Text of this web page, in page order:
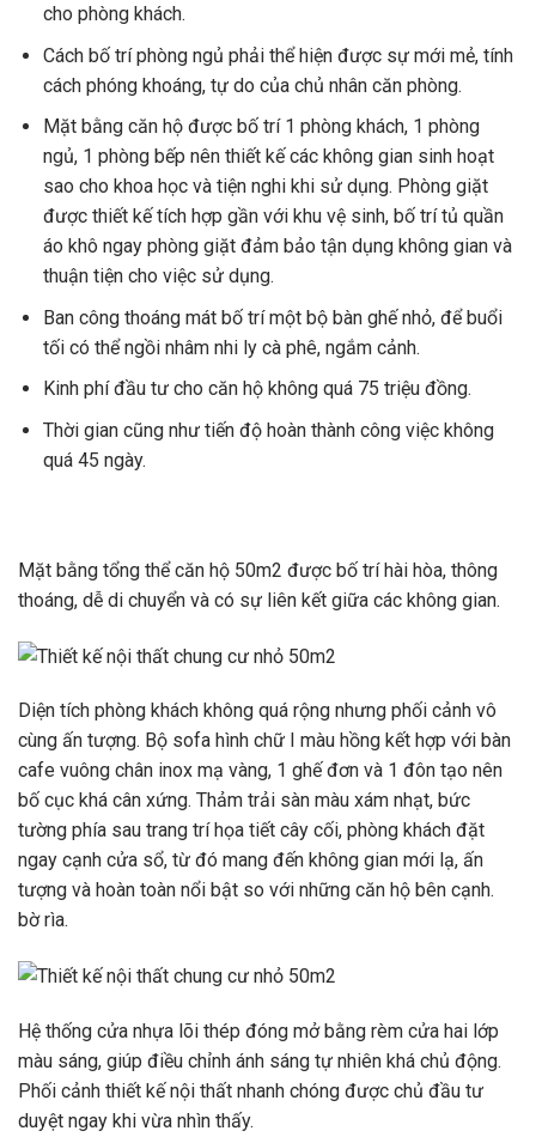
cho phòng khách.
Cách bố trí phòng ngủ phải thể hiện được sự mới mẻ, tính
cách phóng khoáng, tự do của chủ nhân căn phòng.
Mặt bằng căn hộ được bố trí 1 phòng khách, 1 phòng
ngủ, 1 phòng bếp nên thiết kế các không gian sinh hoạt
sao cho khoa học và tiện nghi khi sử dụng. Phòng giặt
được thiết kế tích hợp gần với khu vệ sinh, bố trí tủ quần
áo khô ngay phòng giặt đảm bảo tận dụng không gian và
thuận tiện cho việc sử dụng.
Ban công thoáng mát bố trí một bộ bàn ghế nhỏ, để buổi
tối có thể ngồi nhâm nhi ly cà phê, ngắm cảnh.
Kinh phí đầu tư cho căn hộ không quá 75 triệu đồng.
Thời gian cũng như tiến độ hoàn thành công việc không
quá 45 ngày.
Mặt bằng tổng thể căn hộ 50m2 được bố trí hài hòa, thông
thoáng, dễ di chuyển và có sự liên kết giữa các không gian.
Diện tích phòng khách không quá rộng nhưng phối cảnh vô
cùng ấn tượng. Bộ sofa hình chữ I màu hồng kết hợp với bàn
cafe vuông chân inox mạ vàng, 1 ghế đơn và 1 đôn tạo nên
bố cục khá cân xứng. Thảm trải sàn màu xám nhạt, bức
tường phía sau trang trí họa tiết cây cối, phòng khách đặt
ngay cạnh cửa sổ, từ đó mang đến không gian mới lạ, ấn
tượng và hoàn toàn nổi bật so với những căn hộ bên cạnh.
bờ rìa.
Hệ thống cửa nhựa lõi thép đóng mở bằng rèm cửa hai lớp
màu sáng, giúp điều chỉnh ánh sáng tự nhiên khá chủ động.
Phối cảnh thiết kế nội thất nhanh chóng được chủ đầu tư
duyệt ngay khi vừa nhìn thấy.